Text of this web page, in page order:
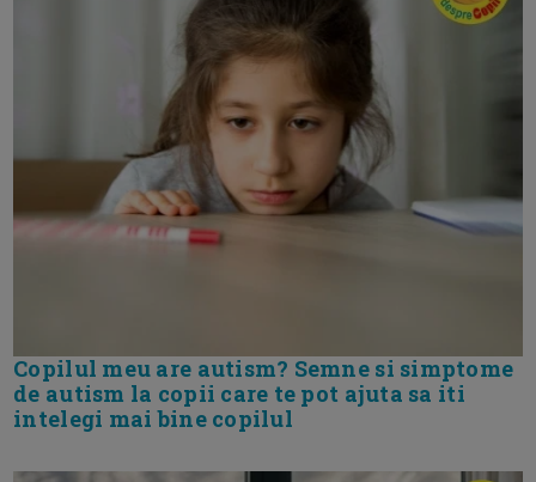
Copilul meu are autism? Semne si simptome
de autism la copii care te pot ajuta sa iti
intelegi mai bine copilul